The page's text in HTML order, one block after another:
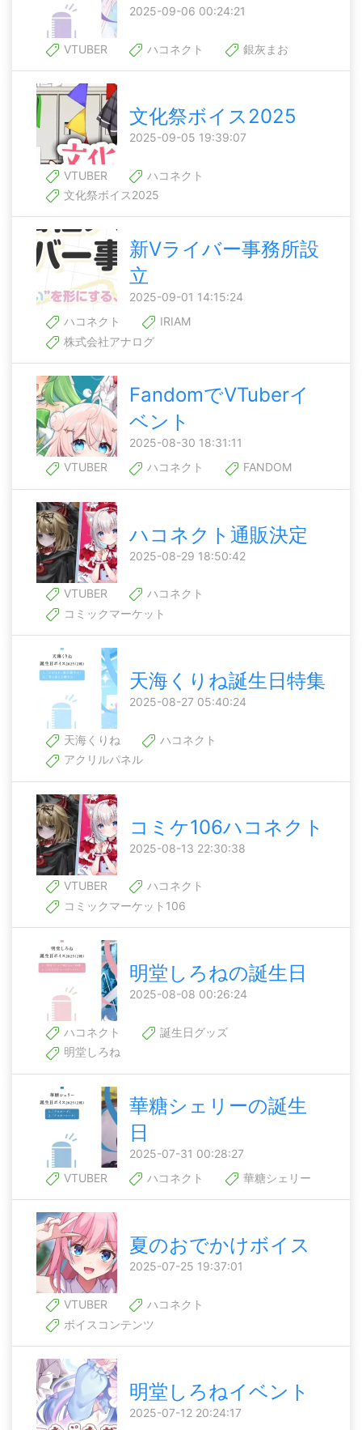
2025-09-06 00:24:21
VTUBER ハコネクト 銀灰まお
文化祭ボイス2025
2025-09-05 19:39:07
VTUBER
ハコネクト
文化祭ボイス2025
新Vライバー事務所設
立
2025-09-01 14:15:24
ハコネクト
IRIAM
株式会社アナログ
FandomでVTuberイ
ベント
2025-08-30 18:31:11
VTUBER
ハコネクト FANDOM
ハコネクト通販決定
2025-08-29 18:50:42
VTUBER
ハコネクト
コミックマーケット
天海くりね誕生日特集
2025-08-27 05:40:24
天海くりね
ハコネクト
アクリルパネル
コミケ106ハコネクト
2025-08-13 22:30:38
VTUBER
ハコネクト
コミックマーケット106
明堂しろねの誕生日
2025-08-08 00:26:24
ハコネクト
誕生日グッズ
明堂しろね
華糖シェリーの誕生
日
2025-07-31 00:28:27
VTUBER
ハコネクト 華糖シェリー
夏のおでかけボイス
2025-07-25 19:37:01
VTUBER
ハコネクト
ボイスコンテンツ
明堂しろねイベント
2025-07-12 20:24:17